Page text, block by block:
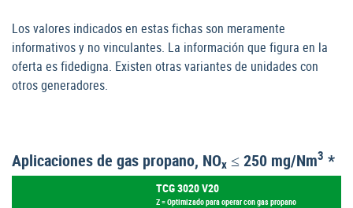
Los valores indicados en estas fichas son meramente
informativos y no vinculantes. La información que figura en la
oferta es fidedigna. Existen otras variantes de unidades con
otros generadores.
Aplicaciones de gas propano, NOx ≤ 250 mg/Nm3 *
TCG 3020 V20
Z = Optimizado para operar con gas propano